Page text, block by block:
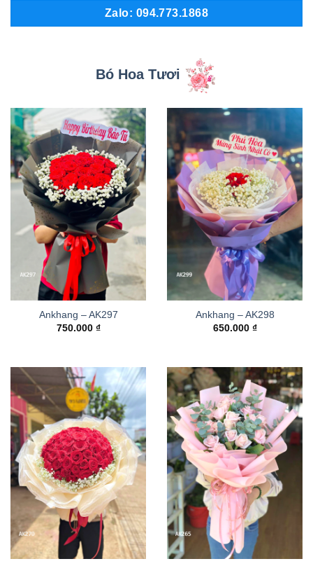
Zalo: 094.773.1868
Bó Hoa Tươi
Ankhang – AK297
750.000 ₫
Ankhang – AK298
650.000 ₫